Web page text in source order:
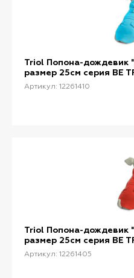
Triol Попона-дождевик
размер 25см серия BE
Артикул: 12261410
Triol Попона-дождевик
размер 25см серия BE
Артикул: 12261405